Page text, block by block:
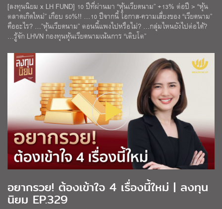
[ลงทุนนิยม x LH FUND] 10 ปีที่ผ่านมา “หุ้นเวียดนาม” +13% ต่อปี > “หุ้น
ตลาดเกิดใหม่” เกือบ 50%!! …10 ปีจากนี้ โอกาส-ความเสี่ยงของ “เวียดนาม”
คืออะไร? …”หุ้นเวียดนาม” ตอนนี้แพงไปหรือไม่? …กลุ่มไหนยังไปต่อได้?
…รู้จัก LHVN กองทุนหุ้นเวียดนามเน้นการ “เติบโต”
อยากรวย! ต้องเข้าใจ 4 เรื่องนี้ใหม่ | ลงทุน
นิยม EP.329